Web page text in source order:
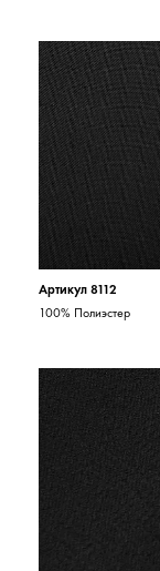
Артикул 8112
100% Полиэстер